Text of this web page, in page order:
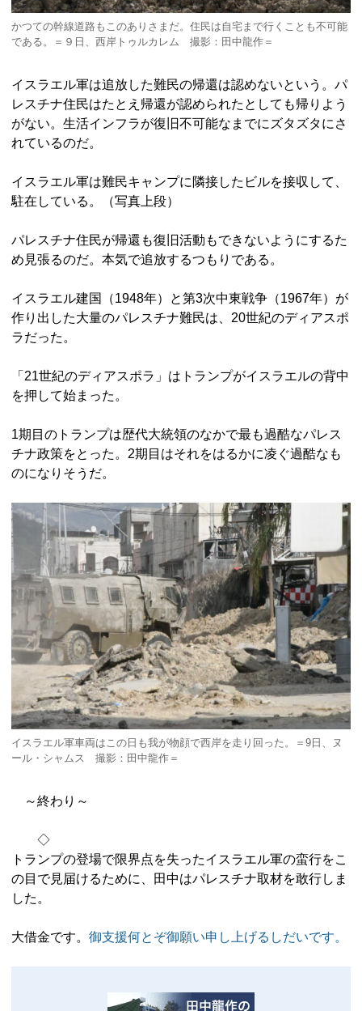
かつての幹線道路もこのありさまだ。住民は自宅まで行くことも不可能
である。＝９日、西岸トゥルカレム 撮影：田中龍作＝
イスラエル軍は追放した難民の帰還は認めないという。パ
レスチナ住民はたとえ帰還が認められたとしても帰りよう
がない。生活インフラが復旧不可能なまでにズタズタにさ
れているのだ。
イスラエル軍は難民キャンプに隣接したビルを接収して、
駐在している。（写真上段）
パレスチナ住民が帰還も復旧活動もできないようにするた
め見張るのだ。本気で追放するつもりである。
イスラエル建国（1948年）と第3次中東戦争（1967年）が
作り出した大量のパレスチナ難民は、20世紀のディアスポ
ラだった。
「21世紀のディアスポラ」はトランプがイスラエルの背中
を押して始まった。
1期目のトランプは歴代大統領のなかで最も過酷なパレス
チナ政策をとった。2期目はそれをはるかに凌ぐ過酷なも
のになりそうだ。
イスラエル軍車両はこの日も我が物顔で西岸を走り回った。＝9日、ヌ
ール・シャムス 撮影：田中龍作＝
～終わり～
◇
トランプの登場で限界点を失ったイスラエル軍の蛮行をこ
の目で見届けるために、田中はパレスチナ取材を敢行しま
した。
大借金です。 御支援何とぞ御願い申し上げるしだいです。